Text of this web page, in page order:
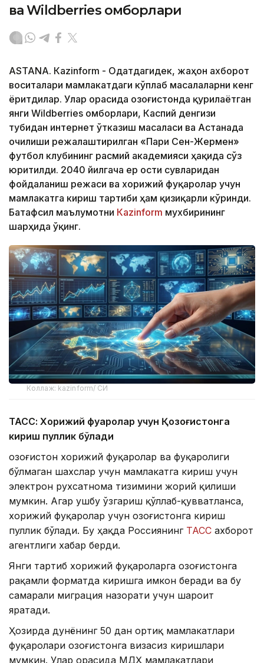
ва Wildberries омборлари
ASTANА. Кazinform - Одатдагидек, жаҳон ахборот
воситалари мамлакатдаги кўплаб масалаларни кенг
ёритдилар. Улар орасида Қозоғистонда қурилаётган
янги Wildberries омборлари, Каспий денгизи
тубидан интернет ўтказиш масаласи ва Астанада
очилиши режалаштирилган «Пари Сен-Жермен»
футбол клубининг расмий академияси ҳақида сўз
юритилди. 2040 йилгача ер ости сувларидан
фойдаланиш режаси ва хорижий фуқаролар учун
мамлакатга кириш тартиби ҳам қизиқарли кўринди.
Батафсил маълумотни Кazinform мухбирининг
шарҳида ўқинг.
Коллаж: kazinform/ СИ
ТАСС: Хорижий фуқаролар учун Қозоғистонга
кириш пуллик бўлади
Қозоғистон хорижий фуқаролар ва фуқаролиги
бўлмаган шахслар учун мамлакатга кириш учун
электрон рухсатнома тизимини жорий қилиши
мумкин. Агар ушбу ўзгариш қўллаб-қувватланса,
хорижий фуқаролар учун Қозоғистонга кириш
пуллик бўлади. Бу ҳақда Россиянинг ТАСС ахборот
агентлиги хабар берди.
Янги тартиб хорижий фуқароларга Қозоғистонга
рақамли форматда киришга имкон беради ва бу
самарали миграция назорати учун шароит
яратади.
Ҳозирда дунёнинг 50 дан ортиқ мамлакатлари
фуқаролари Қозоғистонга визасиз киришлари
мумкин. Улар орасида МДҲ мамлакатлари